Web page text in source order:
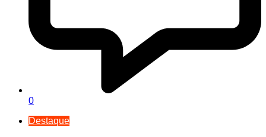
0
Destaque